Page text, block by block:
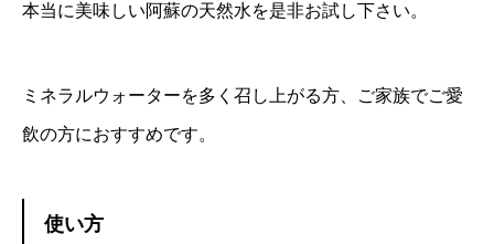
2
個
本当に美味しい阿蘇の天然水を是非お試し下さい。
ミネラルウォーターを多く召し上がる方、ご家族でご愛
飲の方におすすめです。
使い方